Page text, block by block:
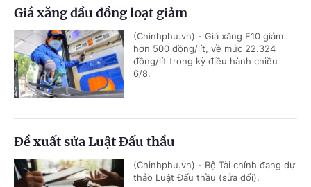
Giá xăng dầu đồng loạt giảm
(Chinhphu.vn) - Giá xăng E10 giảm
hơn 500 đồng/lít, về mức 22.324
đồng/lít trong kỳ điều hành chiều
6/8.
Đề xuất sửa Luật Đấu thầu
(Chinhphu.vn) - Bộ Tài chính đang dự
thảo Luật Đấu thầu (sửa đổi).